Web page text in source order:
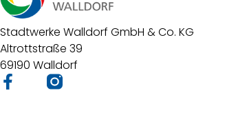
Stadtwerke Walldorf GmbH & Co. KG
Altrottstraße 39
69190 Walldorf